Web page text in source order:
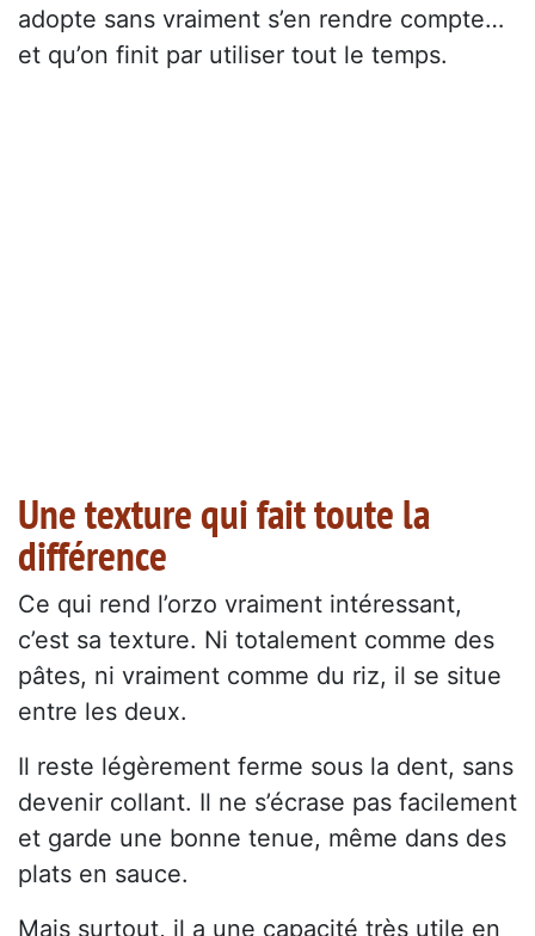
adopte sans vraiment s’en rendre compte…
et qu’on finit par utiliser tout le temps.
Une texture qui fait toute la
différence
Ce qui rend l’orzo vraiment intéressant,
c’est sa texture. Ni totalement comme des
pâtes, ni vraiment comme du riz, il se situe
entre les deux.
Il reste légèrement ferme sous la dent, sans
devenir collant. Il ne s’écrase pas facilement
et garde une bonne tenue, même dans des
plats en sauce.
Mais surtout, il a une capacité très utile en